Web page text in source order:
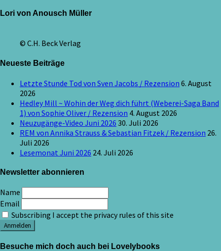
Lori von Anousch Müller
© C.H. Beck Verlag
Neueste Beiträge
Letzte Stunde Tod von Sven Jacobs / Rezension 6. August
2026
Hedley Mill ~ Wohin der Weg dich führt (Weberei-Saga Band
1) von Sophie Oliver / Rezension 4. August 2026
Neuzugänge-Video Juni 2026 30. Juli 2026
REM von Annika Strauss & Sebastian Fitzek / Rezension 26.
Juli 2026
Lesemonat Juni 2026 24. Juli 2026
Newsletter abonnieren
Name
Email
Subscribing I accept the privacy rules of this site
Besuche mich doch auch bei Lovelybooks